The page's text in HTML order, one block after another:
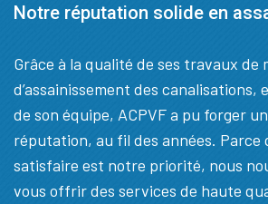
Notre réputation solide en
Grâce à la qualité de ses travaux de
d’assainissement des canalisations,
de son équipe, ACPVF a pu forger
réputation, au fil des années. Parce
satisfaire est notre priorité, nous
vous offrir des services de haute